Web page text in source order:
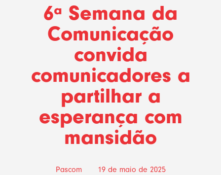
6ª Semana da
Comunicação
convida
comunicadores a
partilhar a
esperança com
mansidão
Pascom 19 de maio de 2025